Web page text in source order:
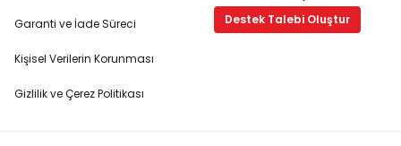
Garanti ve İade Süreci
Kişisel Verilerin Korunması
Gizlilik ve Çerez Politikası
Destek Talebi Oluştur